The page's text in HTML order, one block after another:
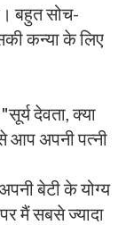
बहुत सोच-
कन्या के लिए
देवता, क्या
आप अपनी पत्नी
बेटी के योग्य
मैं सबसे ज्यादा